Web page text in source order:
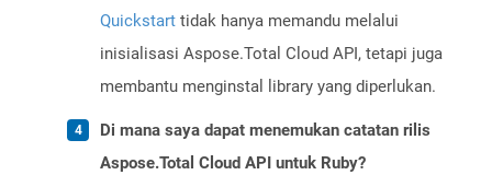
Quickstart tidak hanya memandu melalui
inisialisasi Aspose.Total Cloud API, tetapi juga
membantu menginstal library yang diperlukan.
Di mana saya dapat menemukan catatan rilis
Aspose.Total Cloud API untuk Ruby?